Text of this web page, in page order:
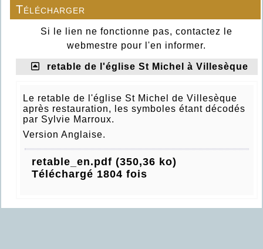
Télécharger
Si le lien ne fonctionne pas, contactez le
webmestre pour l'en informer.
retable de l'église St Michel à Villesèque
Le retable de l'église St Michel de Villesèque
après restauration, les symboles étant décodés
par Sylvie Marroux.
Version Anglaise.
retable_en.pdf (350,36 ko)
Téléchargé 1804 fois